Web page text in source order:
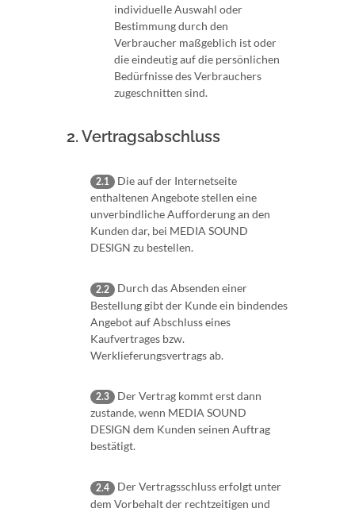
individuelle Auswahl oder
Bestimmung durch den
Verbraucher maßgeblich ist oder
die eindeutig auf die persönlichen
Bedürfnisse des Verbrauchers
zugeschnitten sind.
2. Vertragsabschluss
2.1
Die auf der Internetseite
enthaltenen Angebote stellen eine
unverbindliche Aufforderung an den
Kunden dar, bei MEDIA SOUND
DESIGN zu bestellen.
2.2
Durch das Absenden einer
Bestellung gibt der Kunde ein bindendes
Angebot auf Abschluss eines
Kaufvertrages bzw.
Werklieferungsvertrags ab.
2.3
Der Vertrag kommt erst dann
zustande, wenn MEDIA SOUND
DESIGN dem Kunden seinen Auftrag
bestätigt.
2.4
Der Vertragsschluss erfolgt unter
dem Vorbehalt der rechtzeitigen und